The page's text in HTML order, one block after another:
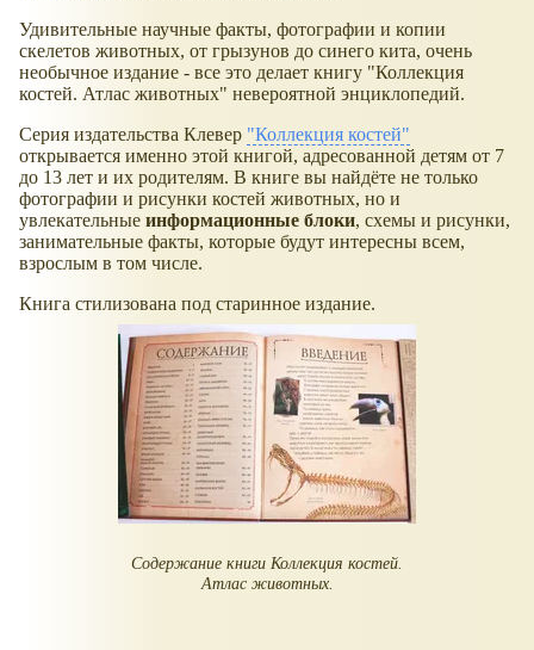
Удивительные научные факты, фотографии и копии
скелетов животных, от грызунов до синего кита, очень
необычное издание - все это делает книгу "Коллекция
костей. Атлас животных" невероятной энциклопедий.
Серия издательства Клевер "Коллекция костей"
открывается именно этой книгой, адресованной детям от 7
до 13 лет и их родителям. В книге вы найдёте не только
фотографии и рисунки костей животных, но и
увлекательные информационные блоки, схемы и рисунки,
занимательные факты, которые будут интересны всем,
взрослым в том числе.
Книга стилизована под старинное издание.
Содержание книги Коллекция костей.
Атлас животных.